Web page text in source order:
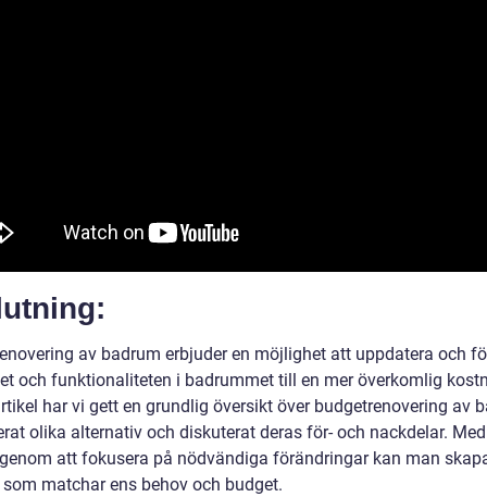
av badrum erbjuder en möjlighet att uppdatera och
och funktionaliteten i badrummet till en mer överkomlig
har vi gett en grundlig översikt över budgetrenovering av
olika alternativ och diskuterat deras för- och nackdelar.
att fokusera på nödvändiga förändringar kan man
matchar ens behov och budget.